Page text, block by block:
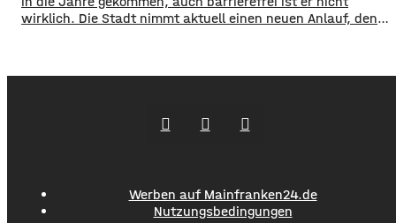
wirklich. Die Stadt nimmt aktuell einen neuen Anlauf, den
Werben auf Mainfranken24.de
Nutzungsbedingungen